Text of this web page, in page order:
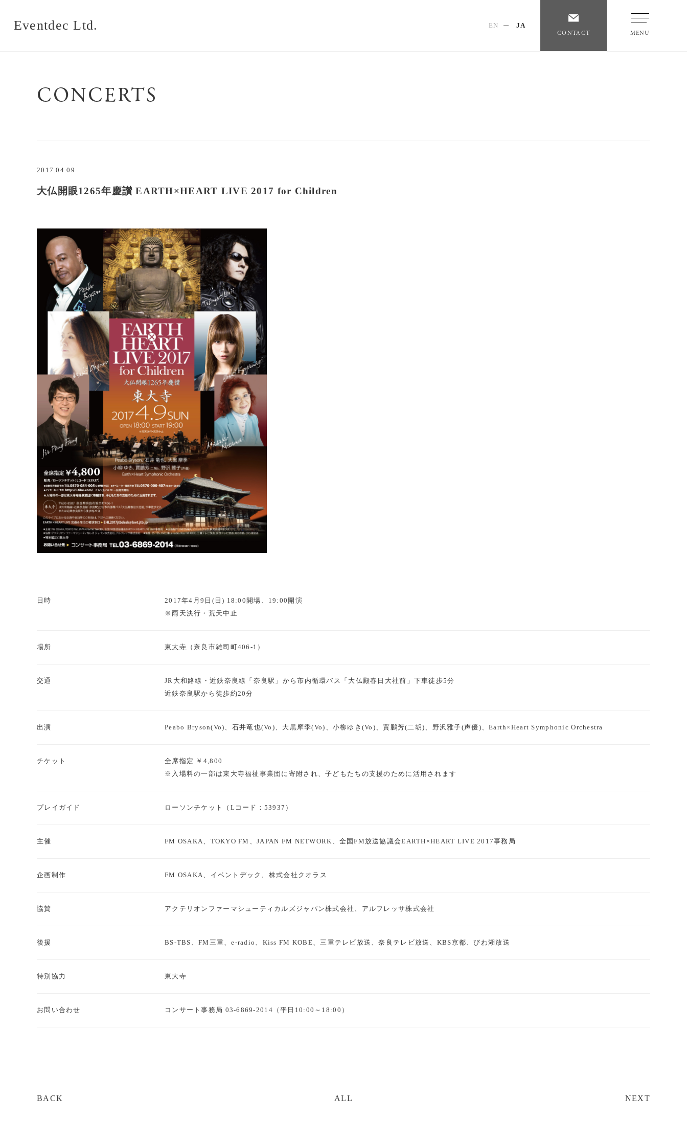
Eventdec Ltd. EN JA
CONTACT MENU
CONCERTS
2017.04.09
大仏開眼1265年慶讃 EARTH×HEART LIVE 2017 for Children
日時
2017年4月9日(日) 18:00開場、19:00開演
※雨天決行・荒天中止
場所 東大寺 （奈良市雑司町406-1）
交通
JR大和路線・近鉄奈良線「奈良駅」から市内循環バス「大仏殿春日大社前」下車徒歩5分
近鉄奈良駅から徒歩約20分
出演 Peabo Bryson(Vo)、石井竜也(Vo)、大黒摩季(Vo)、小柳ゆき(Vo)、賈鵬芳(二胡)、野沢雅子(声優)、Earth×Heart Symphonic Orchestra
チケット
全席指定 ￥4,800
※入場料の一部は東大寺福祉事業団に寄附され、子どもたちの支援のために活用されます
プレイガイド ローソンチケット（Lコード：53937）
主催 FM OSAKA、TOKYO FM、JAPAN FM NETWORK、全国FM放送協議会EARTH×HEART LIVE 2017事務局
企画制作 FM OSAKA、イベントデック、株式会社クオラス
協賛 アクテリオンファーマシューティカルズジャパン株式会社、アルフレッサ株式会社
後援 BS-TBS、FM三重、e-radio、Kiss FM KOBE、三重テレビ放送、奈良テレビ放送、KBS京都、びわ湖放送
特別協力 東大寺
お問い合わせ コンサート事務局 03-6869-2014（平日10:00～18:00）
BACK ALL NEXT